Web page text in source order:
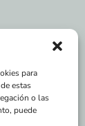
para
estas
o las
puede